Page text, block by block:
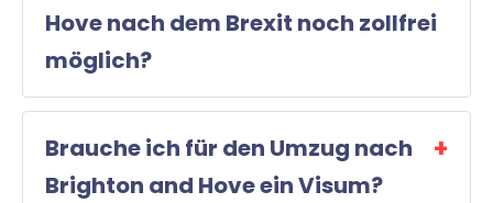
Hove nach dem Brexit noch zollfrei
möglich?
Brauche ich für den Umzug nach
Brighton and Hove ein Visum?